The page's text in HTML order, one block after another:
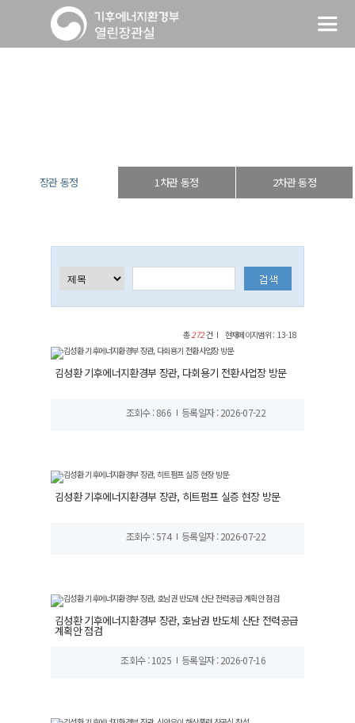
장관 동정 1차관 동정 2차관 동정
총272건 현재페이지범위 : 13-18
김성환 기후에너지환경부 장관, 다회용기 전환사업장 방문
조회수 : 866 등록일자 : 2026-07-22
김성환 기후에너지환경부 장관, 히트펌프 실증 현장 방문
조회수 : 574 등록일자 : 2026-07-22
김성환 기후에너지환경부 장관, 호남권 반도체 산단 전력공급
계획안 점검
조회수 : 1025 등록일자 : 2026-07-16